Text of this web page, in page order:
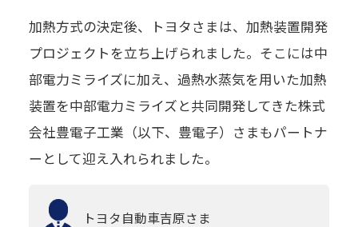
加熱方式の決定後、トヨタさまは、加熱装置開発
プロジェクトを立ち上げられました。そこには中
部電力ミライズに加え、過熱水蒸気を用いた加熱
装置を中部電力ミライズと共同開発してきた株式
会社豊電子工業（以下、豊電子）さまもパートナ
ーとして迎え入れられました。
トヨタ自動車吉原さま